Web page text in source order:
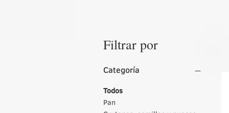
Filtrar por
Categoría
Todos
Pan